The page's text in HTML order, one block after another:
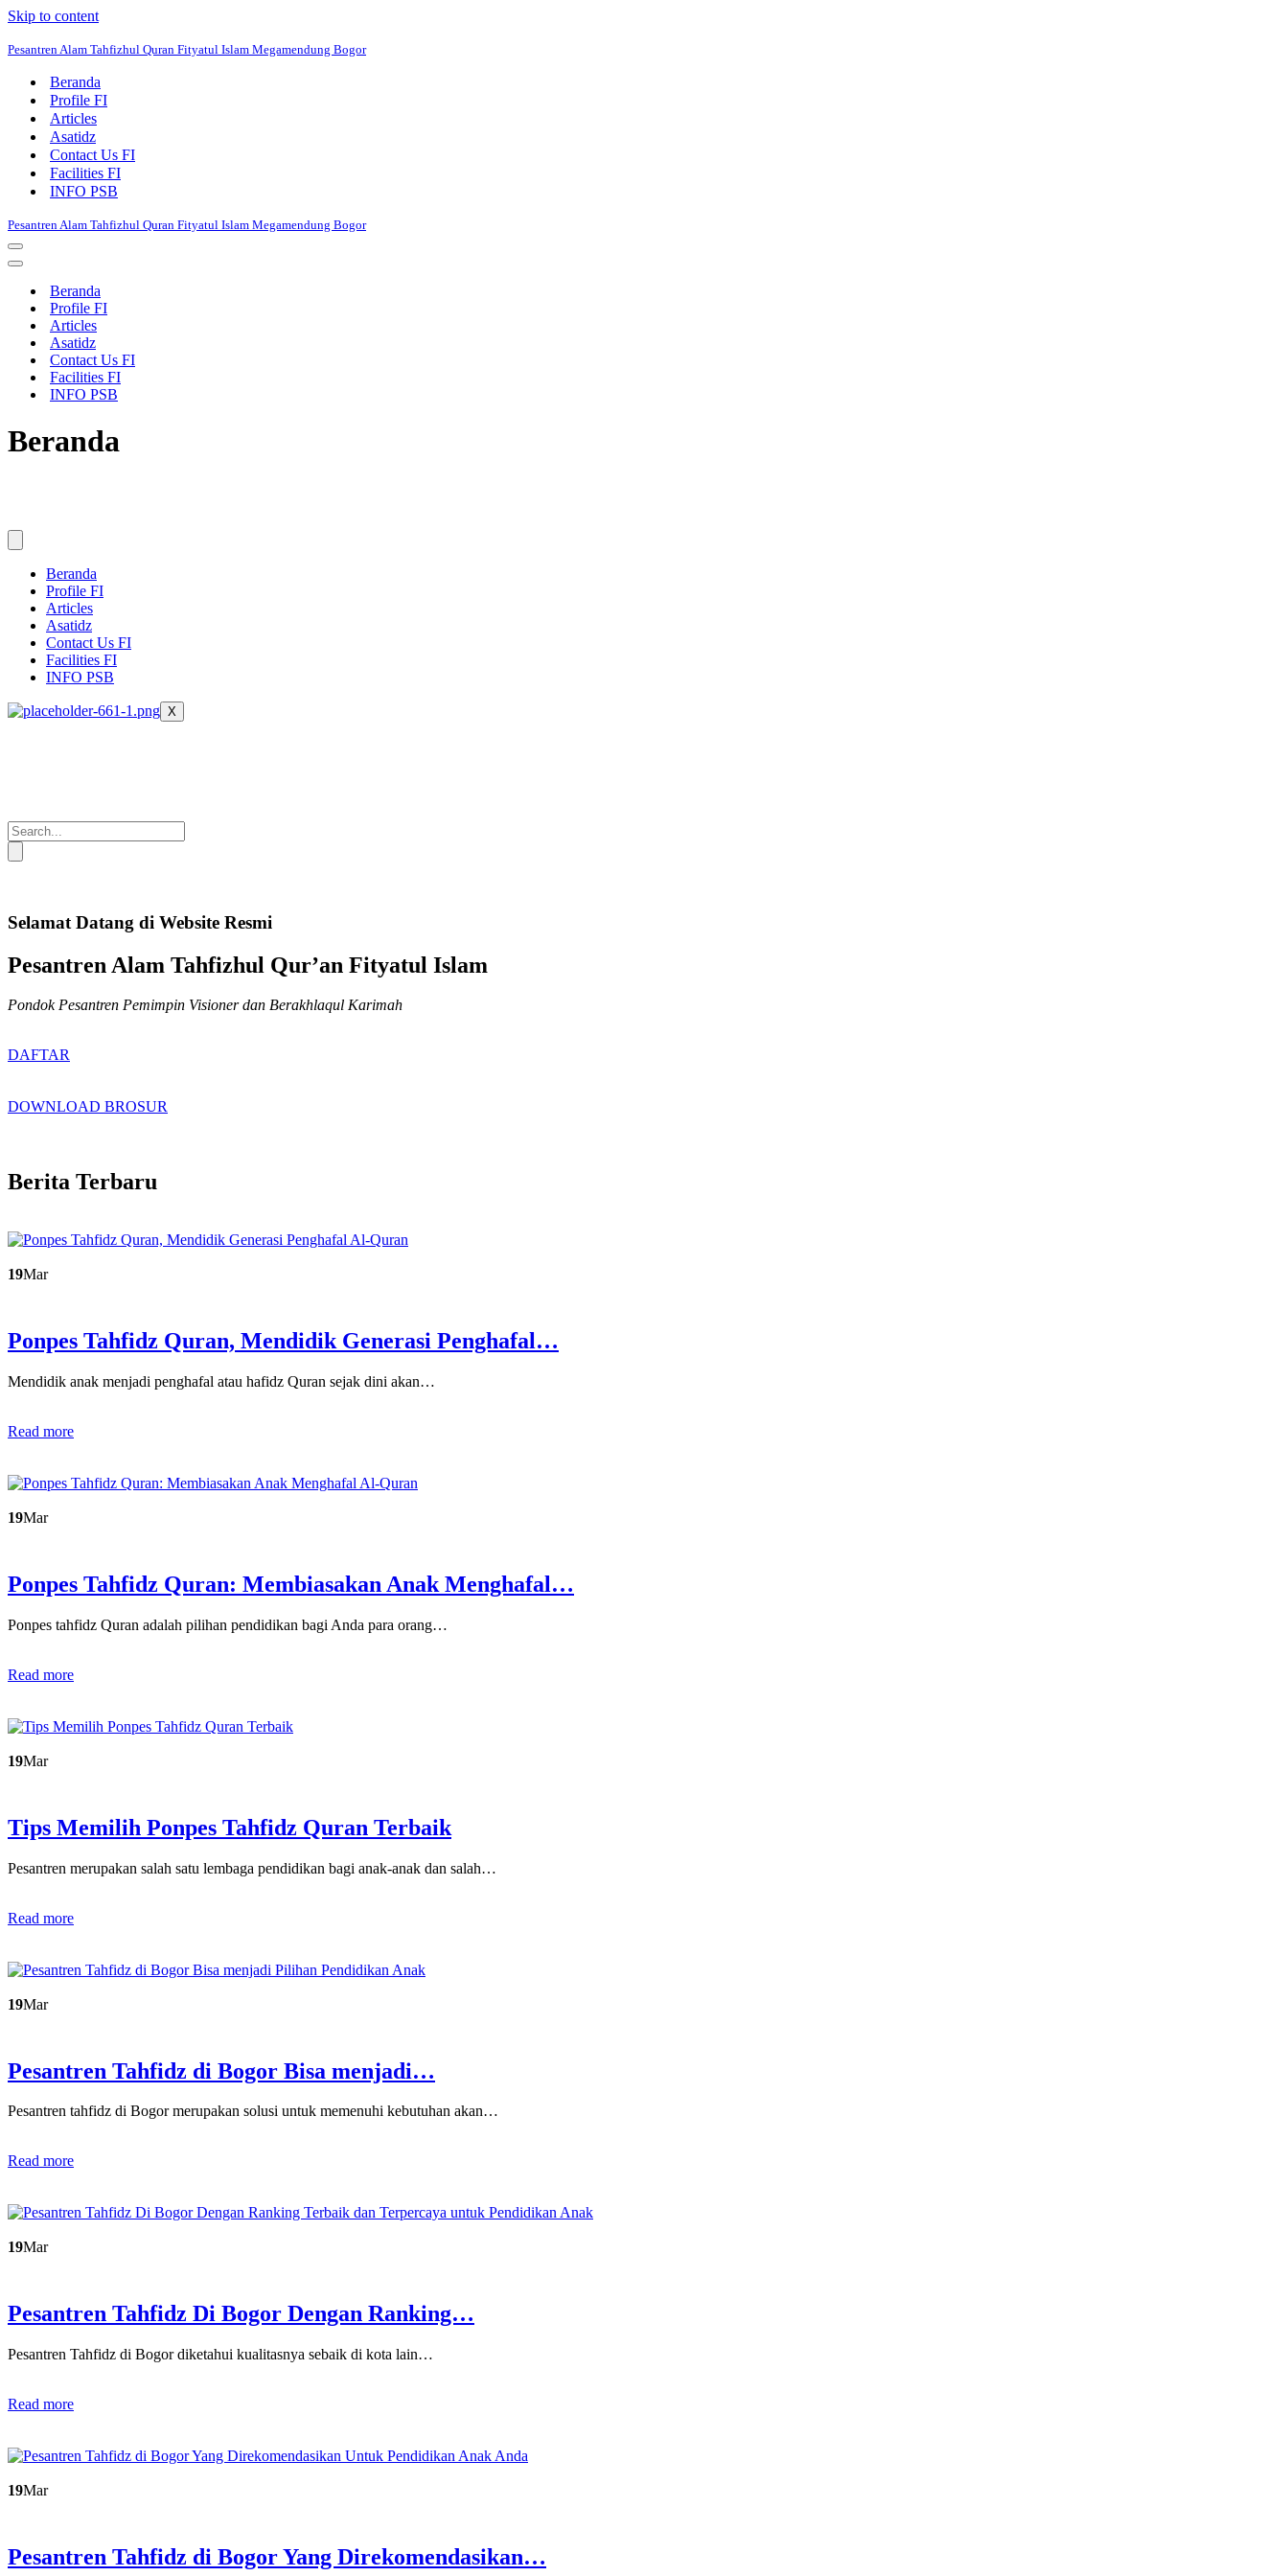
Skip to content
Pesantren Alam Tahfizhul Quran Fityatul Islam Megamendung Bogor
Beranda
Profile FI
Articles
Asatidz
Contact Us FI
Facilities FI
INFO PSB
Pesantren Alam Tahfizhul Quran Fityatul Islam Megamendung Bogor
Navigation
Menu
Navigation
Beranda
Profile FI
Articles
Asatidz
Contact Us FI
Facilities FI
INFO PSB
Beranda
Beranda
Profile FI
Articles
Asatidz
Contact Us FI
Facilities FI
INFO PSB
X
Selamat Datang di Website Resmi
Pesantren Alam Tahfizhul Qur’an Fityatul Islam
Pondok Pesantren Pemimpin Visioner dan Berakhlaqul Karimah
DAFTAR
DOWNLOAD BROSUR
Berita Terbaru
19Mar
Ponpes Tahfidz Quran, Mendidik Generasi Penghafal…
Mendidik anak menjadi penghafal atau hafidz Quran sejak dini akan…
Read more
19Mar
Ponpes Tahfidz Quran: Membiasakan Anak Menghafal…
Ponpes tahfidz Quran adalah pilihan pendidikan bagi Anda para orang…
Read more
19Mar
Tips Memilih Ponpes Tahfidz Quran Terbaik
Pesantren merupakan salah satu lembaga pendidikan bagi anak-anak dan salah…
Read more
19Mar
Pesantren Tahfidz di Bogor Bisa menjadi…
Pesantren tahfidz di Bogor merupakan solusi untuk memenuhi kebutuhan akan…
Read more
19Mar
Pesantren Tahfidz Di Bogor Dengan Ranking…
Pesantren Tahfidz di Bogor diketahui kualitasnya sebaik di kota lain…
Read more
19Mar
Pesantren Tahfidz di Bogor Yang Direkomendasikan…